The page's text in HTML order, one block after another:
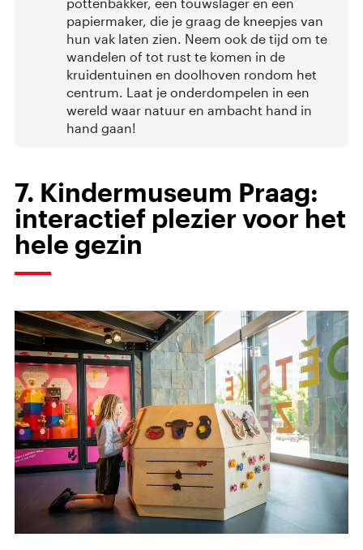
pottenbakker, een touwslager en een
papiermaker, die je graag de kneepjes van
hun vak laten zien. Neem ook de tijd om te
wandelen of tot rust te komen in de
kruidentuinen en doolhoven rondom het
centrum. Laat je onderdompelen in een
wereld waar natuur en ambacht hand in
hand gaan!
7. Kindermuseum Praag:
interactief plezier voor het
hele gezin